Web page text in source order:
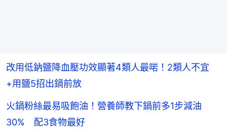
改用低鈉鹽降血壓功效顯著4類人最啱！2類人不宜
+用鹽5招出鍋前放
火鍋粉絲最易吸飽油！營養師教下鍋前多1步減油
30% 配3食物最好